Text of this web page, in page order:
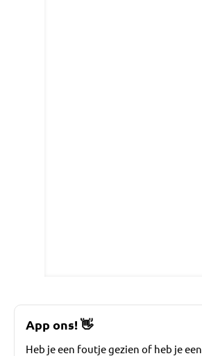
App ons!👋
Heb je een foutje gezien of heb je een